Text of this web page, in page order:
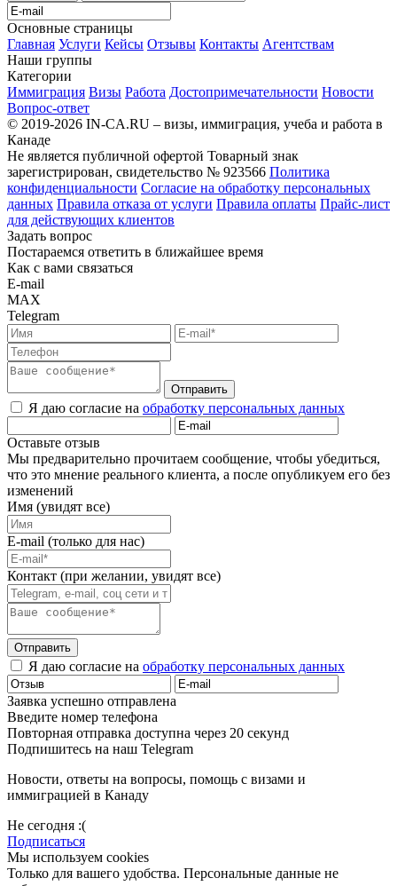
Основные страницы
Главная Услуги Кейсы Отзывы Контакты Агентствам
Наши группы
Категории
Иммиграция Визы Работа Достопримечательности Новости
Вопрос-ответ
© 2019-2026 IN-CA.RU – визы, иммиграция, учеба и работа в
Канаде
Не является публичной офертой Товарный знак
зарегистрирован, свидетельство № 923566 Политика
конфиденциальности Согласие на обработку персональных
данных Правила отказа от услуги Правила оплаты Прайс-лист
для действующих клиентов
Задать вопрос
Постараемся ответить в ближайшее время
Как с вами связаться
E-mail
MAX
Telegram
Отправить
Я даю согласие на обработку персональных данных
Оставьте отзыв
Мы предварительно прочитаем сообщение, чтобы убедиться,
что это мнение реального клиента, а после опубликуем его без
изменений
Имя (увидят все)
E-mail (только для нас)
Контакт (при желании, увидят все)
Отправить
Я даю согласие на обработку персональных данных
Заявка успешно отправлена
Введите номер телефона
Повторная отправка доступна через 20 секунд
Подпишитесь на наш Telegram
Новости, ответы на вопросы, помощь с визами и
иммиграцией в Канаду
Не сегодня :(
Подписаться
Мы используем cookies
Только для вашего удобства. Персональные данные не